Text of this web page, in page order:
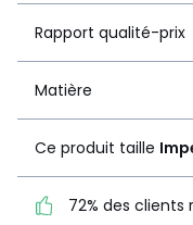
1
3
Rapport qualité-prix
Matière
Ce produit taille
72% des